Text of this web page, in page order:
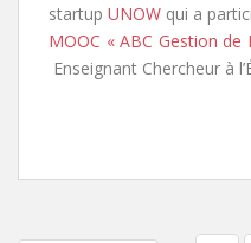
startup UNOW qui a
MOOC « ABC Gestion
Enseignant Chercheur à